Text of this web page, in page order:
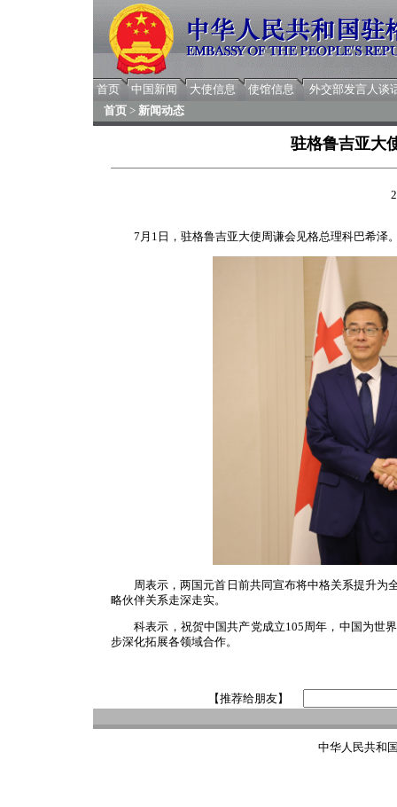
首页 中国新闻 大使信息 使馆信息
外交部发言人谈
首页 > 新闻动态
驻格鲁吉亚大
7月1日，驻格鲁吉亚大使周谦会见格总理科巴希泽
周表示，两国元首日前共同宣布将中格关系提升为
略伙伴关系走深走实。
科表示，祝贺中国共产党成立105周年，中国为世
步深化拓展各领域合作。
【推荐给朋友】
中华人民共和